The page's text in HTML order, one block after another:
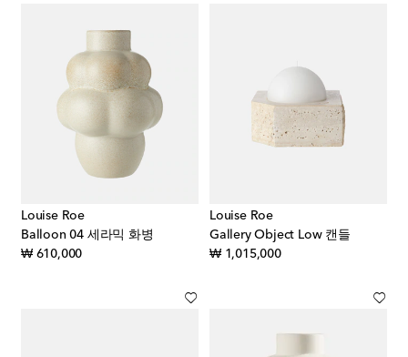
Louise Roe
Balloon 04 세라믹 화병
₩ 610,000original price
Louise Roe
Gallery Object Low 캔들
₩ 1,015,000original price